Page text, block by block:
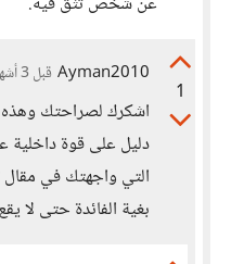
1
Ayman2010 قبل 3 أشهر
اشكرك لصراحتك وهذه
دليل على قوة داخلية
التي واجهتك في
بغية الفائدة حتى لا